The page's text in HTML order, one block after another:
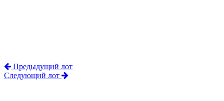
Предыдущий лот
Следующий лот